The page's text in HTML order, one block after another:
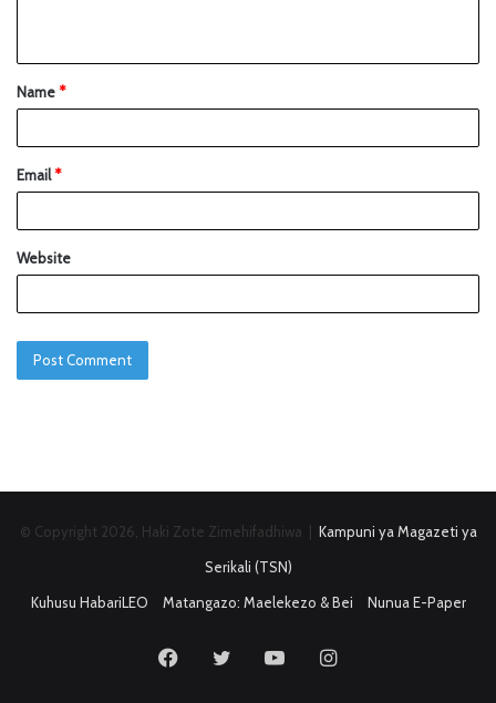
Name*
Email*
Website
© Copyright 2026, Haki Zote Zimehifadhiwa | Kampuni ya Magazeti ya
Serikali (TSN)
Kuhusu HabariLEO
Matangazo: Maelekezo & Bei Nunua E-Paper
FacebookTwitter YouTubeInstagram